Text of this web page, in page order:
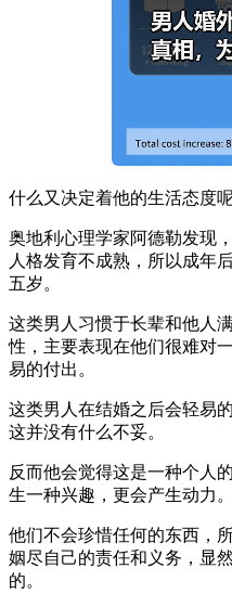
什么又决定着他的生活态度
奥地利心理学家阿德勒发现
人格发育不成熟，所以成年
五岁。
这类男人习惯于长辈和他人
性，主要表现在他们很难对
易的付出。
这类男人在结婚之后会轻易
这并没有什么不妥。
反而他会觉得这是一种个人
生一种兴趣，更会产生动力。
他们不会珍惜任何的东西，
姻尽自己的责任和义务，显
的。